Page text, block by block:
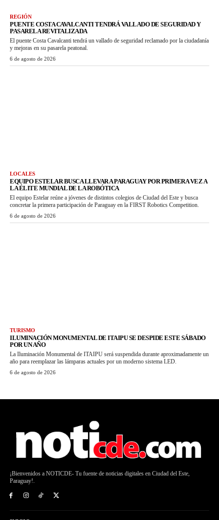
REGIÓN
PUENTE COSTA CAVALCANTI TENDRÁ VALLADO DE SEGURIDAD Y
PASARELA REVITALIZADA
El puente Costa Cavalcanti tendrá un vallado de seguridad reclamado por la ciudadanía
y mejoras en su pasarela peatonal.
6 de agosto de 2026
LOCALES
EQUIPO ESTELAR BUSCA LLEVAR A PARAGUAY POR PRIMERA VEZ A
LA ÉLITE MUNDIAL DE LA ROBÓTICA
El equipo Estelar reúne a jóvenes de distintos colegios de Ciudad del Este y busca
concretar la primera participación de Paraguay en la FIRST Robotics Competition.
6 de agosto de 2026
TURISMO
ILUMINACIÓN MONUMENTAL DE ITAIPU SE DESPIDE ESTE SÁBADO
POR UN AÑO
La Iluminación Monumental de ITAIPU será suspendida durante aproximadamente un
año para reemplazar las lámparas actuales por un moderno sistema LED.
6 de agosto de 2026
¡Bienvenidos a NOTICDE- Tu fuente de noticias digitales en Ciudad del Este,
Paraguay!.